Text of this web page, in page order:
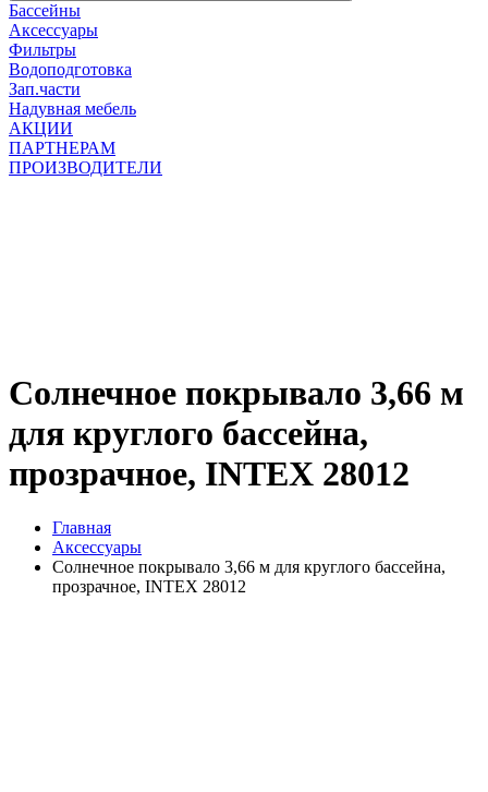
Бассейны
Аксессуары
Фильтры
Водоподготовка
Зап.части
Надувная мебель
АКЦИИ
ПАРТНЕРАМ
ПРОИЗВОДИТЕЛИ
Солнечное покрывало 3,66 м
для круглого бассейна,
прозрачное, INTEX 28012
Главная
Аксессуары
Солнечное покрывало 3,66 м для круглого бассейна,
прозрачное, INTEX 28012